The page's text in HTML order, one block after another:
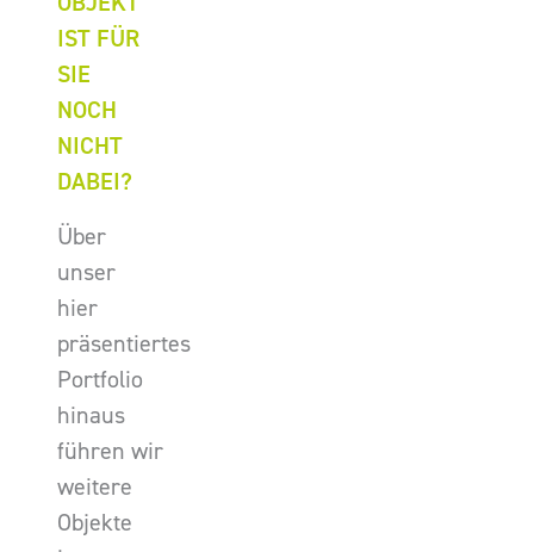
IST FÜR
SIE
NOCH
NICHT
DABEI?
Über
unser
hier
präsentiertes
Portfolio
hinaus
führen wir
weitere
Objekte